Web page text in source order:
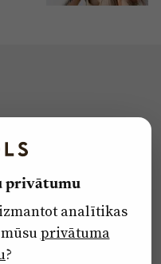
privātumu
analītikas
privātuma
?